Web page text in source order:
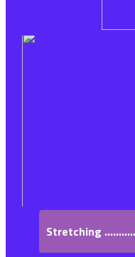
Stretching